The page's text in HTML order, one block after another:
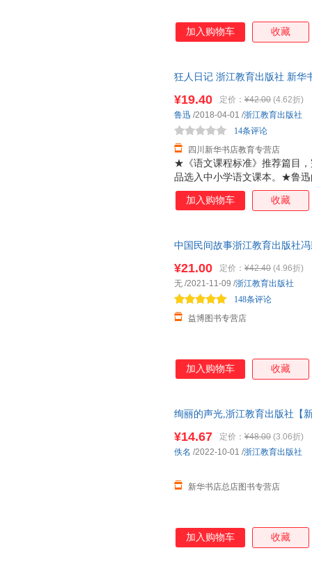
加入购物车 收藏
狂人日记 浙江教育出版社 新华
★《语文课程标准》推荐篇目
品选入中小学语文课本。★鲁
字句凝练而备受推崇。是每个
和更有体系。本书还特别辑录
读的经典，直到今天仍不过时
青年。★阅读鲁迅就是在阅读
¥19.40 定价： ¥42.00 (4.62折)
四川新华书店教育专营店
14条评论
鲁迅 /2018-04-01 /浙江教育出版社
加入购物车 收藏
中国民间故事浙江教育出版社
¥21.00 定价： ¥42.40 (4.96折)
益博图书专营店
148条评论
无 /2021-11-09 /浙江教育出版社
加入购物车 收藏
绚丽的声光,浙江教育出版社【
¥14.67 定价： ¥48.00 (3.06折)
新华书店总店图书专营店
佚名 /2022-10-01 /浙江教育出版社
加入购物车 收藏